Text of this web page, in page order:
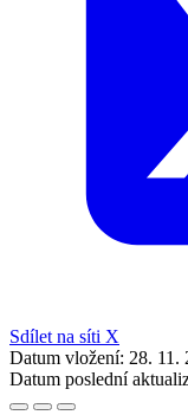
Sdílet na síti X
Datum vložení: 28. 11.
Datum poslední